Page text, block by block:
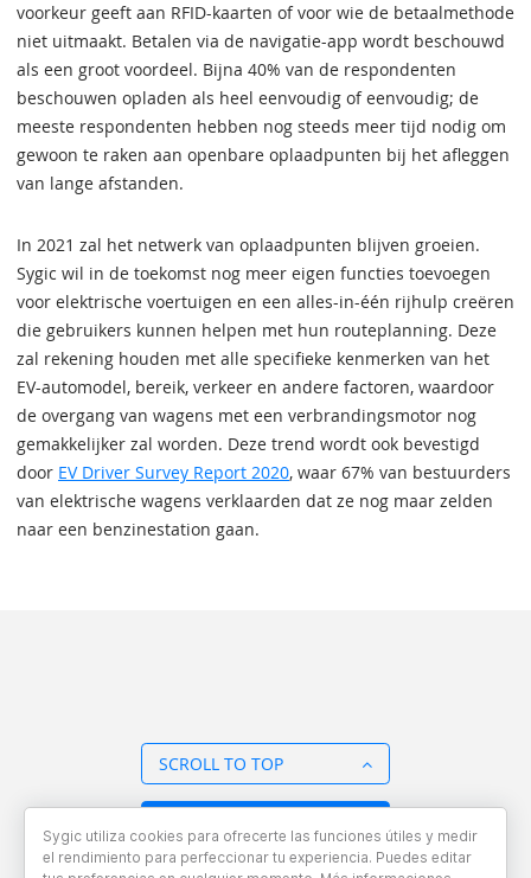
voorkeur geeft aan RFID-kaarten of voor wie de betaalmethode
niet uitmaakt. Betalen via de navigatie-app wordt beschouwd
als een groot voordeel. Bijna 40% van de respondenten
beschouwen opladen als heel eenvoudig of eenvoudig; de
meeste respondenten hebben nog steeds meer tijd nodig om
gewoon te raken aan openbare oplaadpunten bij het afleggen
van lange afstanden.
In 2021 zal het netwerk van oplaadpunten blijven groeien.
Sygic wil in de toekomst nog meer eigen functies toevoegen
voor elektrische voertuigen en een alles-in-één rijhulp creëren
die gebruikers kunnen helpen met hun routeplanning. Deze
zal rekening houden met alle specifieke kenmerken van het
EV-automodel, bereik, verkeer en andere factoren, waardoor
de overgang van wagens met een verbrandingsmotor nog
gemakkelijker zal worden. Deze trend wordt ook bevestigd
door EV Driver Survey Report 2020, waar 67% van bestuurders
van elektrische wagens verklaarden dat ze nog maar zelden
naar een benzinestation gaan.
SCROLL TO TOP
Sygic utiliza cookies para ofrecerte las funciones útiles y medir
el rendimiento para perfeccionar tu experiencia. Puedes editar